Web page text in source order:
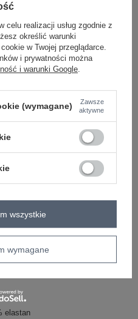
- +
CENĘ
Zadaj pytanie
elastan
celu realizacji usług zgodnie z
określić warunki
w Twojej przeglądarce.
i prywatności można
i warunki Google.
(wymagane)
Zawsze
aktywne
wymagane
wszystkie